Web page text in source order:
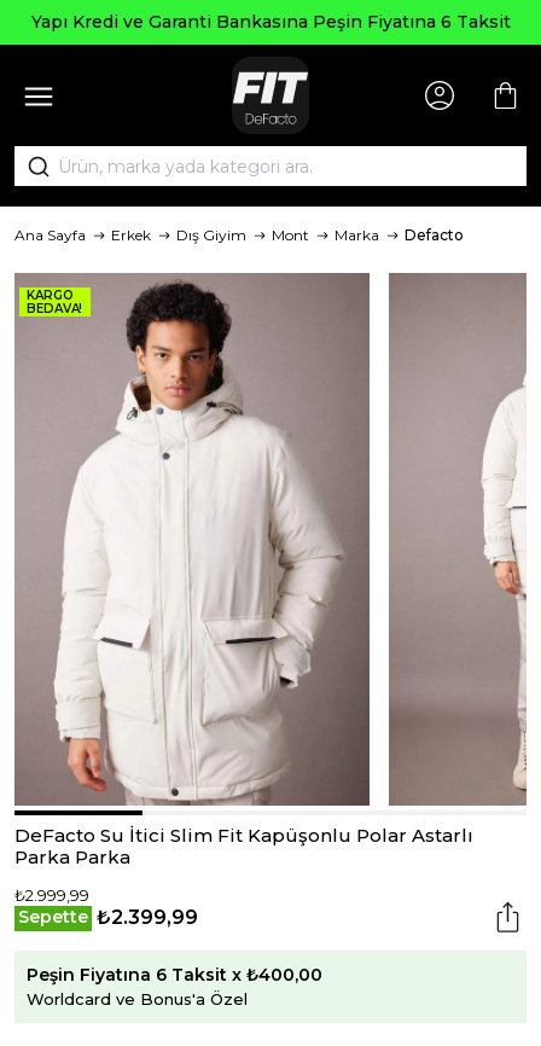
Kredi ve Garanti Bankasına Peşin Fiyatına 6 Taksit
Ana Sayfa Erkek Dış Giyim Mont Marka Defacto
KARGO
BEDAVA!
DeFacto Su İtici Slim Fit Kapüşonlu Polar Astarlı
Parka Parka
₺2.999,99
Sepette ₺2.399,99
Peşin Fiyatına 6 Taksit x ₺400,00
Worldcard ve Bonus'a Özel